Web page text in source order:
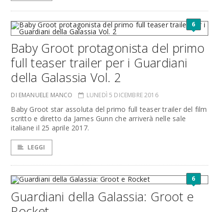
6
Baby Groot protagonista del primo
full teaser trailer per i Guardiani
della Galassia Vol. 2
DI EMANUELE MANCO LUNEDÌ 5 DICEMBRE 2016
Baby Groot star assoluta del primo full teaser trailer del film
scritto e diretto da James Gunn che arriverà nelle sale
italiane il 25 aprile 2017.
LEGGI
6
Guardiani della Galassia: Groot e